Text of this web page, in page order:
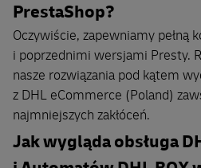
PrestaShop?
Oczywiście, zapewniamy pełną
i poprzednimi wersjami Presty.
nasze rozwiązania pod kątem
z DHL eCommerce (Poland)
najmniejszych zakłóceń.
Jak wygląda obsługa